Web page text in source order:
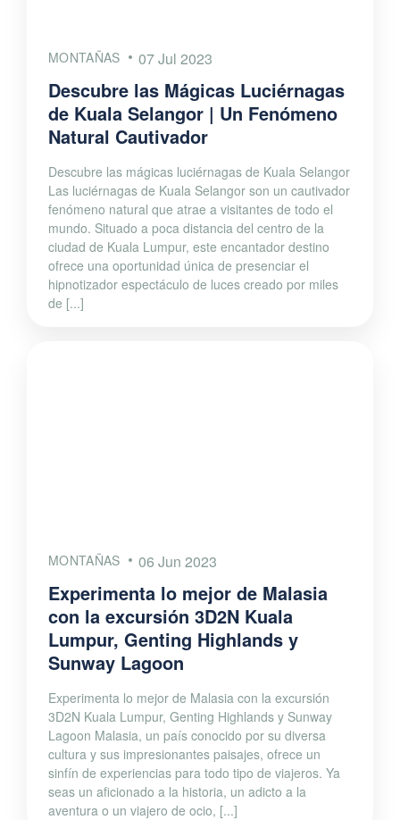
MONTAÑAS 07 Jul 2023
Descubre las Mágicas Luciérnagas
de Kuala Selangor | Un Fenómeno
Natural Cautivador
Descubre las mágicas luciérnagas de Kuala Selangor
Las luciérnagas de Kuala Selangor son un cautivador
fenómeno natural que atrae a visitantes de todo el
mundo. Situado a poca distancia del centro de la
ciudad de Kuala Lumpur, este encantador destino
ofrece una oportunidad única de presenciar el
hipnotizador espectáculo de luces creado por miles
de [...]
MONTAÑAS 06 Jun 2023
Experimenta lo mejor de Malasia
con la excursión 3D2N Kuala
Lumpur, Genting Highlands y
Sunway Lagoon
Experimenta lo mejor de Malasia con la excursión
3D2N Kuala Lumpur, Genting Highlands y Sunway
Lagoon Malasia, un país conocido por su diversa
cultura y sus impresionantes paisajes, ofrece un
sinfín de experiencias para todo tipo de viajeros. Ya
seas un aficionado a la historia, un adicto a la
aventura o un viajero de ocio, [...]